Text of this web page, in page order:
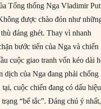
Tổng thống Nga Vladimir
được chào đón như
đáng ghét. Thay vì nhanh
bước tiến của Nga và chiến
cuộc giao tranh vốn kéo dài
dịch của Nga đang phải chống
cuộc chiến đang có dấu hiệu
“bế tắc”. Đáng chú ý nhất,